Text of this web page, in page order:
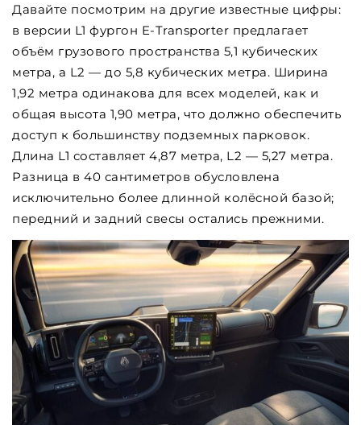
Давайте посмотрим на другие известные цифры:
в версии L1 фургон E-Transporter предлагает
объём грузового пространства 5,1 кубических
метра, а L2 — до 5,8 кубических метра. Ширина
1,92 метра одинакова для всех моделей, как и
общая высота 1,90 метра, что должно обеспечить
доступ к большинству подземных парковок.
Длина L1 составляет 4,87 метра, L2 — 5,27 метра.
Разница в 40 сантиметров обусловлена ​​
исключительно более длинной колёсной базой;
передний и задний свесы остались прежними.